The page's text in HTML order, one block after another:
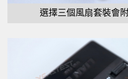
選擇三個風扇套裝會